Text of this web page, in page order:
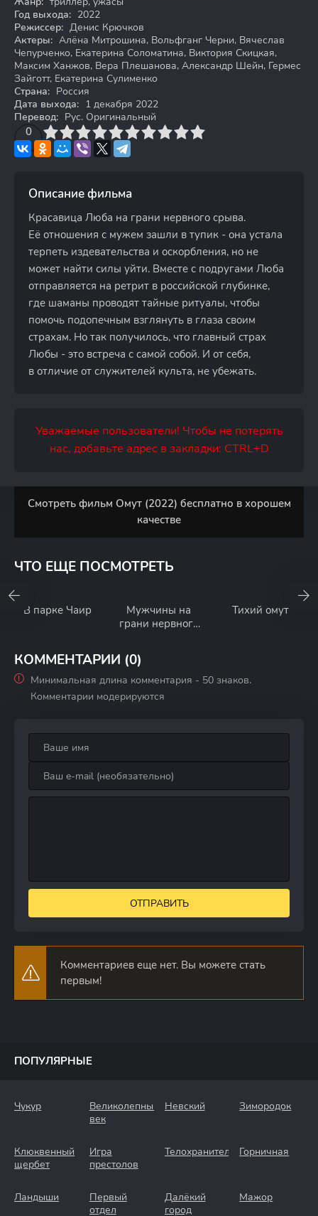
Год выхода: 2022
Режиссер: Денис Крючков
Актеры: Алёна Митрошина, Вольфганг Черни, Вячеслав
Чепурченко, Екатерина Соломатина, Виктория Скицкая,
Максим Ханжов, Вера Плешанова, Александр Шейн, Гермес
Зайготт, Екатерина Сулименко
Страна: Россия
Дата выхода: 1 декабря 2022
Перевод: Рус. Оригинальный
0
4 6 7 8 9 10
Описание фильма
Красавица Люба на грани нервного срыва.
Её отношения с мужем зашли в тупик - она устала
терпеть издевательства и оскорбления, но не
может найти силы уйти. Вместе с подругами Люба
отправляется на ретрит в российской глубинке,
где шаманы проводят тайные ритуалы, чтобы
помочь подопечным взглянуть в глаза своим
страхам. Но так получилось, что главный страх
Любы - это встреча с самой собой. И от себя,
в отличие от служителей культа, не убежать.
Уважаемые пользователи! Чтобы не потерять
нас, добавьте адрес в закладки: CTRL+D
Смотреть фильм Омут (2022) бесплатно в хорошем
качестве
ЧТО ЕЩЕ ПОСМОТРЕТЬ
В парке Чаир
Мужчины на
грани нервного
Тихий омут
КОММЕНТАРИИ (0)
Минимальная длина комментария - 50 знаков.
Комментарии модерируются
ОТПРАВИТЬ
Комментариев еще нет. Вы можете стать
первым!
ПОПУЛЯРНЫЕ
Чукур
Великолепный
век
Невский Зимородок
Клюквенный
щербет
Игра
престолов
Телохранители Горничная
Ландыши
Первый
отдел
Далёкий
город
Мажор